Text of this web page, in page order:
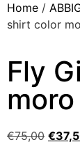
Home /
shirt color
Fly
moro
€75,00 €